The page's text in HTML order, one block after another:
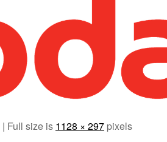
| Full size is 1128 × 297 pixels